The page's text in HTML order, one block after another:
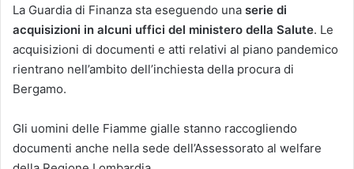
La Guardia di Finanza sta eseguendo una serie di
acquisizioni in alcuni uffici del ministero della Salute. Le
acquisizioni di documenti e atti relativi al piano pandemico
rientrano nell’ambito dell’inchiesta della procura di
Bergamo.
Gli uomini delle Fiamme gialle stanno raccogliendo
documenti anche nella sede dell’Assessorato al welfare